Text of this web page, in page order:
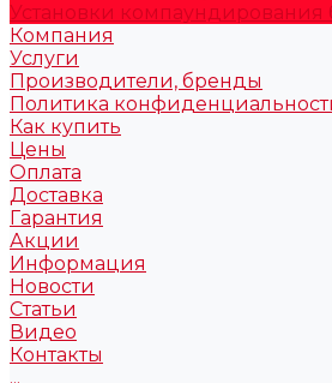
Установки компаундирования
Компания
Услуги
Производители, бренды
Политика
Как купить
Цены
Оплата
Доставка
Гарантия
Акции
Информация
Новости
Статьи
Видео
Контакты
...